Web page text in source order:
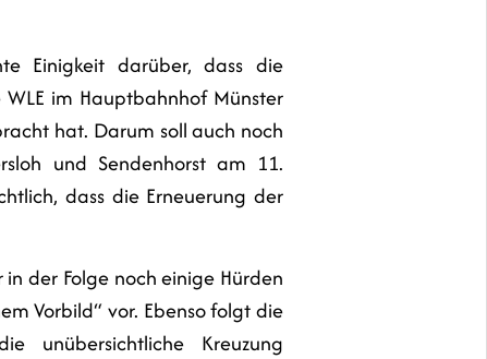
Einigkeit darüber, dass die
im Hauptbahnhof Münster
hat. Darum soll auch noch
und Sendenhorst am 11.
dass die Erneuerung der
der Folge noch einige Hürden
Vorbild“ vor. Ebenso folgt die
unübersichtliche Kreuzung